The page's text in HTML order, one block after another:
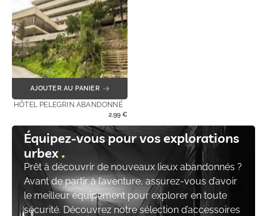
AJOUTER AU PANIER
HÔTEL PELEGRIN ABANDONNÉ
2,99 €
Équipez-vous pour vos explorations
urbex
Prêt à découvrir de nouveaux lieux abandonnés ?
Avant de partir à l’aventure, assurez-vous d’avoir
le meilleur équipement pour explorer en toute
sécurité. Découvrez notre sélection d’accessoires